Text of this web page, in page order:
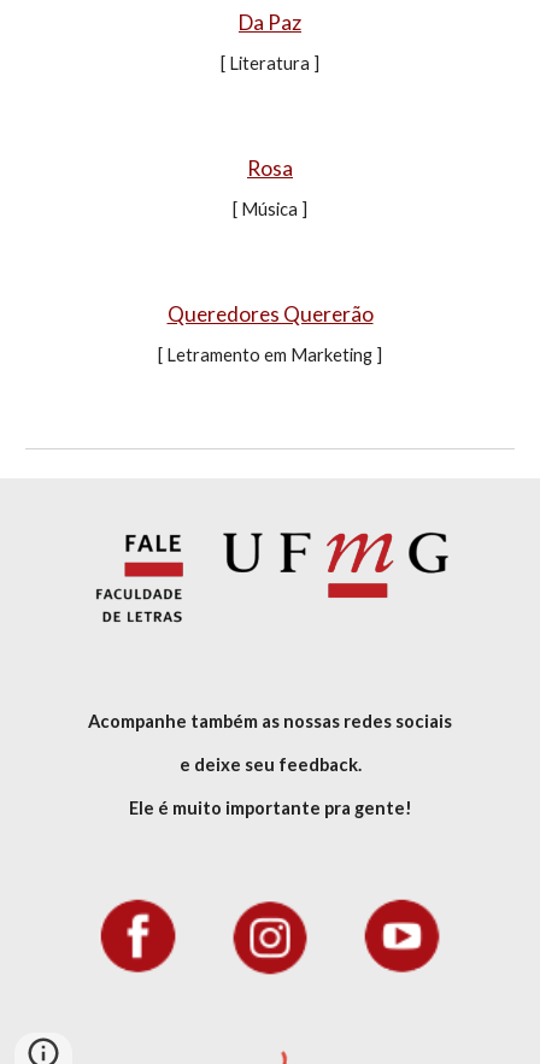
Da Paz
[ Literatura ]
Rosa
[ Música ]
Queredores Quererão
[ Letramento em Marketing ]
Acompanhe também as nossas redes sociais
e deixe seu feedback.
Ele é muito importante pra gente!